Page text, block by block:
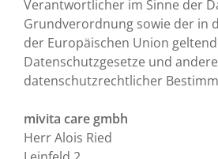
Verantwortlicher im Sinne der
Grundverordnung sowie der in
der Europäischen Union
Datenschutzgesetze und
datenschutzrechtlicher
mivita care gmbh
Herr Alois Ried